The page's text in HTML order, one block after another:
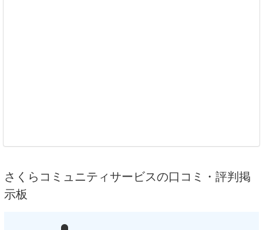
さくらコミュニティサービスの口コミ・評判掲
示板